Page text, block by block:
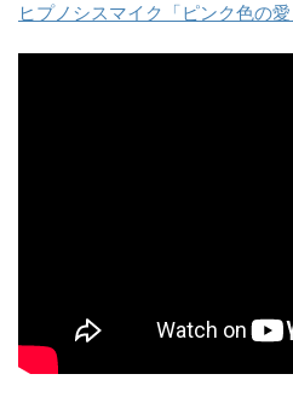
ヒプノシスマイク「ピンク色の